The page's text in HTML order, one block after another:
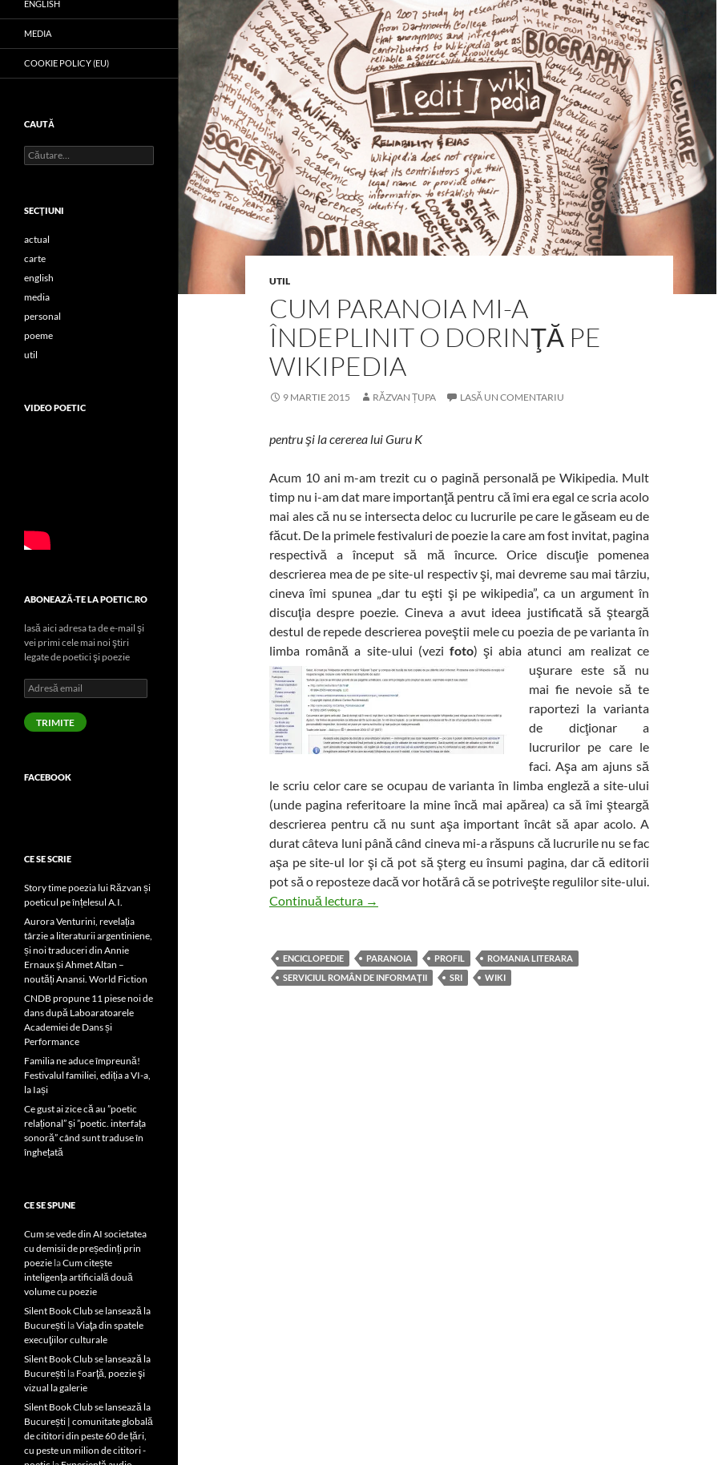
UTIL
CUM PARANOIA MI-A
ÎNDEPLINIT O DORINŢĂ PE
WIKIPEDIA
9 MARTIE 2015 RĂZVAN ȚUPA LASĂ UN COMENTARIU
pentru şi la cererea lui Guru K
Acum 10 ani m-am trezit cu o pagină personală pe Wikipedia. Mult
timp nu i-am dat mare importanţă pentru că îmi era egal ce scria acolo
mai ales că nu se intersecta deloc cu lucrurile pe care le găseam eu de
făcut. De la primele festivaluri de poezie la care am fost invitat, pagina
respectivă a început să mă încurce. Orice discuţie pomenea
descrierea mea de pe site-ul respectiv şi, mai devreme sau mai târziu,
cineva îmi spunea „dar tu eşti şi pe wikipedia”, ca un argument în
discuţia despre poezie. Cineva a avut ideea justificată să şteargă
destul de repede descrierea poveştii mele cu poezia de pe varianta în
limba română a site-ului (vezi foto) şi abia atunci am realizat ce
uşurare este să nu
mai fie nevoie să te
raportezi la varianta
de dicţionar a
lucrurilor pe care le
faci. Aşa am ajuns să
le scriu celor care se ocupau de varianta în limba engleză a site-ului
(unde pagina referitoare la mine încă mai apărea) ca să îmi şteargă
descrierea pentru că nu sunt aşa important încât să apar acolo. A
durat câteva luni până când cineva mi-a răspuns că lucrurile nu se fac
aşa pe site-ul lor şi că pot să şterg eu însumi pagina, dar că editorii
pot să o reposteze dacă vor hotărâ că se potriveşte regulilor site-ului.
Continuă lectura Cum paranoia mi-a îndeplinit o dorinţă pe wikipedia
→
ENCICLOPEDIE PARANOIA PROFIL
ROMANIA LITERARA
SERVICIUL ROMÂN DE INFORMAŢII
SRI WIKI
ENGLISH
MEDIA
COOKIE POLICY (EU)
CAUTĂ
Caută
după:
SECŢIUNI
actual
carte
english
media
personal
poeme
util
VIDEO POETIC
ABONEAZĂ-TE LA POETIC.RO
lasă aici adresa ta de e-mail şi
vei primi cele mai noi ştiri
legate de poetici şi poezie
Adresă
email
TRIMITE
FACEBOOK
CE SE SCRIE
Story time poezia lui Răzvan și
poeticul pe înțelesul A.I.
Aurora Venturini, revelația
târzie a literaturii argentiniene,
și noi traduceri din Annie
Ernaux și Ahmet Altan –
noutăți Anansi. World Fiction
CNDB propune 11 piese noi de
dans după Laboaratoarele
Academiei de Dans și
Performance
Familia ne aduce împreună!
Festivalul familiei, ediția a VI-a,
la Iași
Ce gust ai zice că au ”poetic
relațional” și ”poetic. interfața
sonoră” când sunt traduse în
înghețată
CE SE SPUNE
Cum se vede din AI societatea
cu demisii de președinți prin
poezie laCum citește
inteligența artificială două
volume cu poezie
Silent Book Club se lansează la
București laViaţa din spatele
execuţiilor culturale
Silent Book Club se lansează la
București la Foarţă, poezie şi
vizual la galerie
Silent Book Club se lansează la
București | comunitate globală
de cititori din peste 60 de țări,
cu peste un milion de cititori -